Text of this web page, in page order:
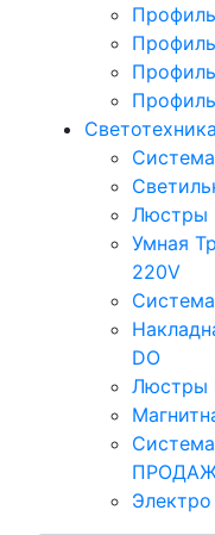
Светотехника
Люстры
Умная
220V
DO
Люстры